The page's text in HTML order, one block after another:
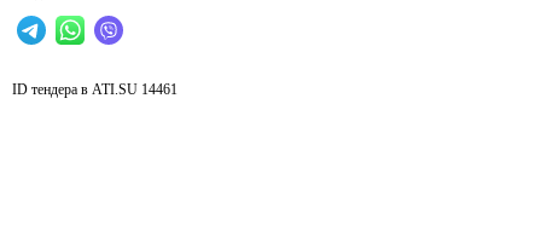
ID тендера в ATI.SU 14461